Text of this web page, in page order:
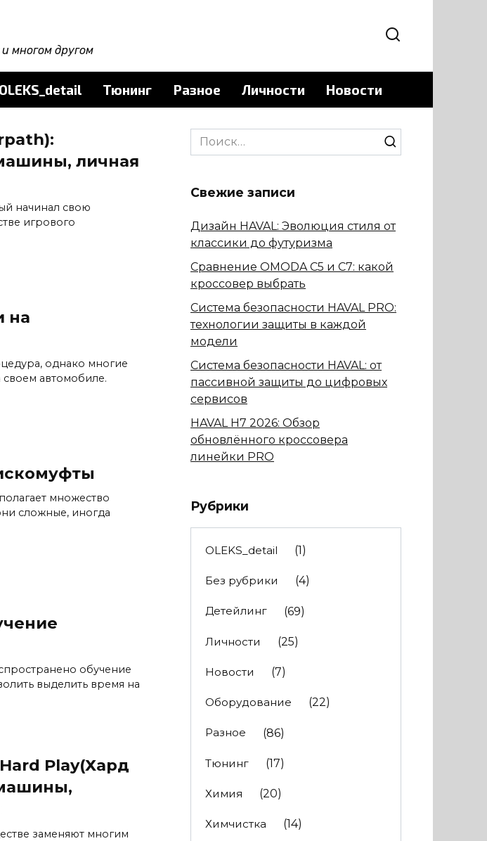
многом другом
OLEKS_detail Тюнинг Разное Личности Новости
личная
начинал свою
игрового
на
однако многие
своем автомобиле.
множество
сложные, иногда
обучение
выделить время на
Play(Хард
заменяют многим
Search
for:
Свежие записи
Дизайн HAVAL: Эволюция стиля от
классики до футуризма
Сравнение OMODA C5 и C7: какой
кроссовер выбрать
Система безопасности HAVAL PRO:
технологии защиты в каждой
модели
Система безопасности HAVAL: от
пассивной защиты до цифровых
сервисов
HAVAL H7 2026: Обзор
обновлённого кроссовера
линейки PRO
Рубрики
OLEKS_detail (1)
Без рубрики (4)
Детейлинг (69)
Личности (25)
Новости (7)
Оборудование (22)
Разное (86)
Тюнинг (17)
Химия (20)
Химчистка (14)